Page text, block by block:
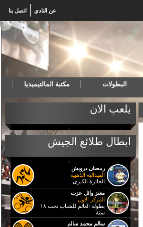
اتصل بنا عن النادي
البطولات مكتبة المالتيميديا
يلعب الان
ابطال طلائع الجيش
رمضان درويش
الميدالية الذهبية
الجائزة الكبرى
معتز وائل عزت
المركز الاول
بطولة العالم للشباب تحت ١٨
سنة
سالم محمد سالم
جهاز الرياضة العسكري يحصد ثلاث ميداليات ذهبية فى